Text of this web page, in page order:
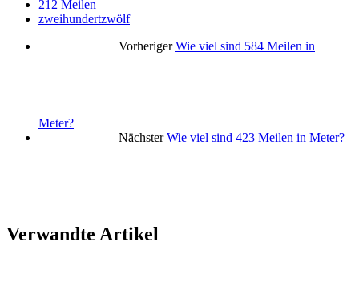
212 Meilen
zweihundertzwölf
Vorheriger Wie viel sind 584 Meilen in
Meter?
Nächster Wie viel sind 423 Meilen in Meter?
Verwandte Artikel